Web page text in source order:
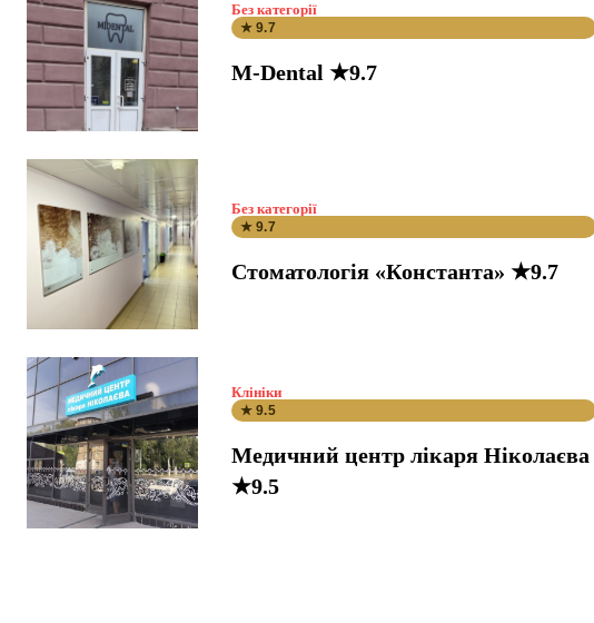
Без категорії
★ 9.7
M-Dental ★9.7
Без категорії
★ 9.7
Стоматологія «Константа» ★9.7
Клініки
★ 9.5
Медичний центр лікаря Ніколаєва
★9.5